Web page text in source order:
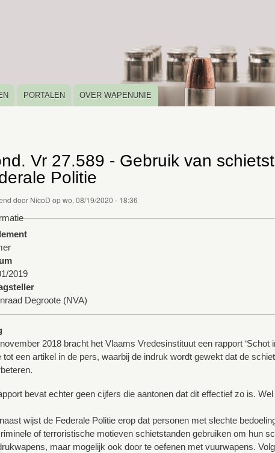
inhoud
gaan
PORTALEN OVER WAPENUNIE
Vr 27.589 - Gebruik van
Politie
door NicoD opwo, 08/19/2020 - 18:36
2019
Degroote (NVA)
2018 bracht het Vlaams Vredesinstituut een rapport
tot een artikel in de pers, waarbij de indruk wordt gewekt dat de
bevat echter geen cijfers die aantonen dat dit effectief zo is.
wijst de Federale Politie erop dat personen met slechte
of terroristische motieven schietstanden gebruiken om hun
maar mogelijk ook door te oefenen met vuurwapens.